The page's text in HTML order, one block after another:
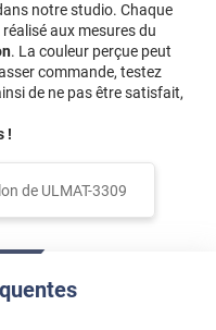
notre studio. Chaque
aux mesures du
. La couleur perçue peut
commande, testez
de ne pas être satisfait,
!
de ULMAT-3309